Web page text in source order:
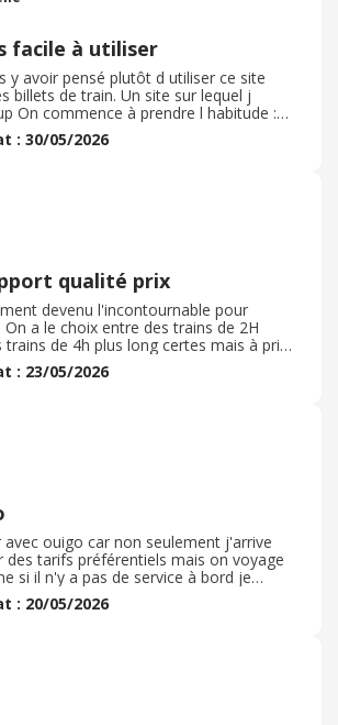
facile à utiliser
y avoir pensé plutôt d utiliser ce site
billets de train. Un site sur lequel j
:
on se retrouve sur le site marchand sur
différence...mais si du
ce réflexe de vérifier si ebuyclub
d économies : c
attrayant
: 30/05/2026
qualité prix
devenu l'incontournable pour
a le choix entre des trains de 2H
trains de 4h plus long certes mais à prix
des sièges qui sont confortables. Je
bientôt 3-4ans et je fais vraiment des
à leur concurrent direct. En tout
les yeux fermés, même si parfois il
ça c'est aucunement de leur faute
: 23/05/2026
avec ouigo car non seulement j'arrive
tarifs préférentiels mais on voyage
si il n'y a pas de service à bord je
petit pic nic. Je vais souvent à
pris fout avec ouigo car je n'ai pas un
un bon d'achat à déduire
voyage. Chose que j'ai faite des que
repartir...
: 20/05/2026